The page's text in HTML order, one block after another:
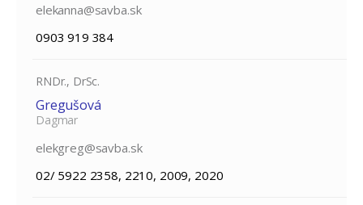
elekanna@savba.sk
0903 919 384
RNDr., DrSc.
Gregušová
Dagmar
elekgreg@savba.sk
02/ 5922 2358, 2210, 2009, 2020